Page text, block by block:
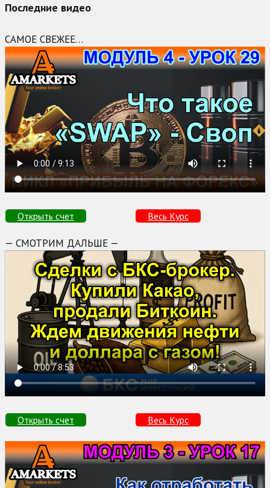
Последние видео
САМОЕ СВЕЖЕЕ…
Открыть счет Весь Курс
— СМОТРИМ ДАЛЬШЕ —
Открыть счет Весь Курс